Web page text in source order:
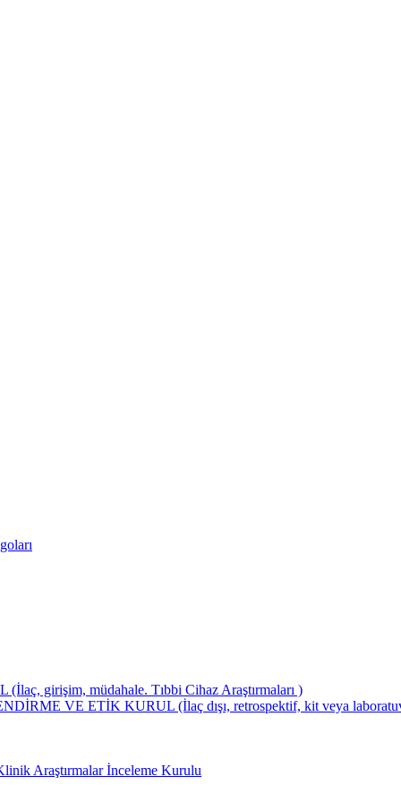
girişim, müdahale. Tıbbi Cihaz Araştırmaları )
VE ETİK KURUL (İlaç dışı, retrospektif, kit veya laboratuvar
Araştırmalar İnceleme Kurulu